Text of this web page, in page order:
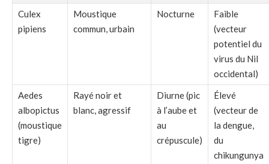
Culex
pipiens
Moustique
commun, urbain
Nocturne
Faible
(vecteur
potentiel du
virus du Nil
occidental)
Aedes
albopictus
(moustique
tigre)
Rayé noir et
blanc, agressif
Diurne (pic
à l’aube et
au
crépuscule)
Élevé
(vecteur de
la dengue,
du
chikungunya